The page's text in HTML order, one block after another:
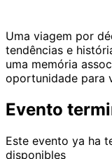
Uma viagem por
tendências e
uma memória
oportunidade para
Evento
Este evento ya ha
disponibles